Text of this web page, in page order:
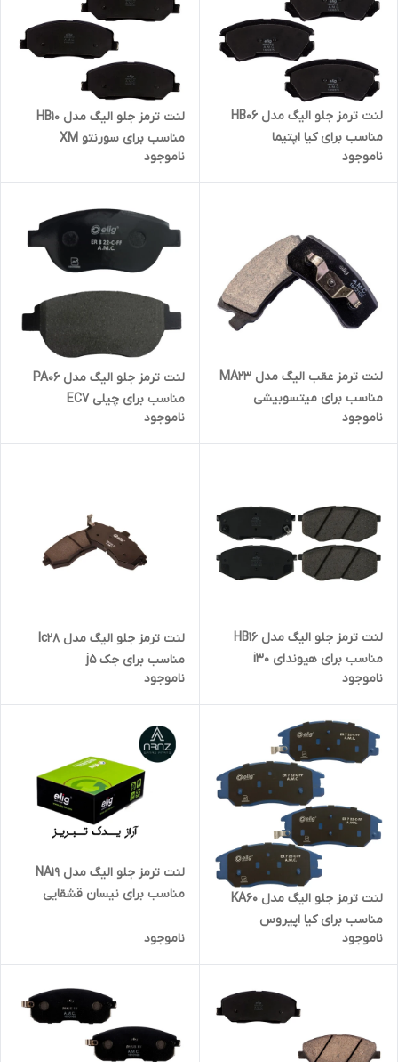
لنت ترمز جلو الیگ مدل HB06
مناسب برای کیا اپتیما
ناموجود
لنت ترمز جلو الیگ مدل HB10
مناسب برای سورنتو XM
ناموجود
لنت ترمز عقب الیگ مدل MA23
مناسب برای میتسوبیشی
ناموجود
لنت ترمز جلو الیگ مدل PA06
مناسب برای چیلی EC7
ناموجود
لنت ترمز جلو الیگ مدل HB16
مناسب برای هیوندای i30
ناموجود
لنت ترمز جلو الیگ مدل lc28
مناسب برای جک j5
ناموجود
لنت ترمز جلو الیگ مدل KA60
مناسب برای کیا اپیروس
ناموجود
لنت ترمز جلو الیگ مدل NA19
مناسب برای نیسان قشقایی
ناموجود